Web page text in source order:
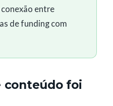
entre
de funding com
conteúdo foi